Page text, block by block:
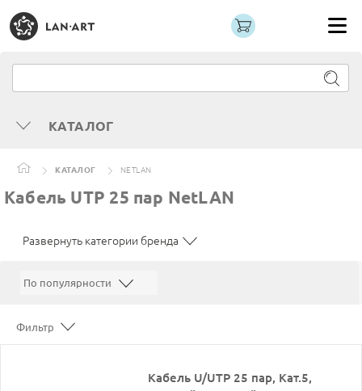
КАТАЛОГ
КАТАЛОГ NETLAN
Кабель UTP 25 пар NetLAN
Развернуть категории бренда
Фильтр
Кабель U/UTP 25 пар, Кат.5,